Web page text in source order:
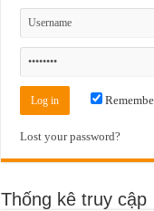
Lost your password?
Thống kê truy cập